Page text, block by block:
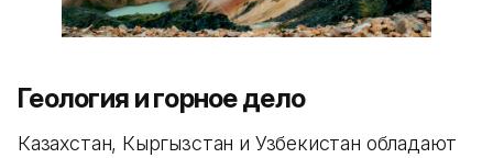
Геология и горное дело
Казахстан, Кыргызстан и Узбекистан обладают